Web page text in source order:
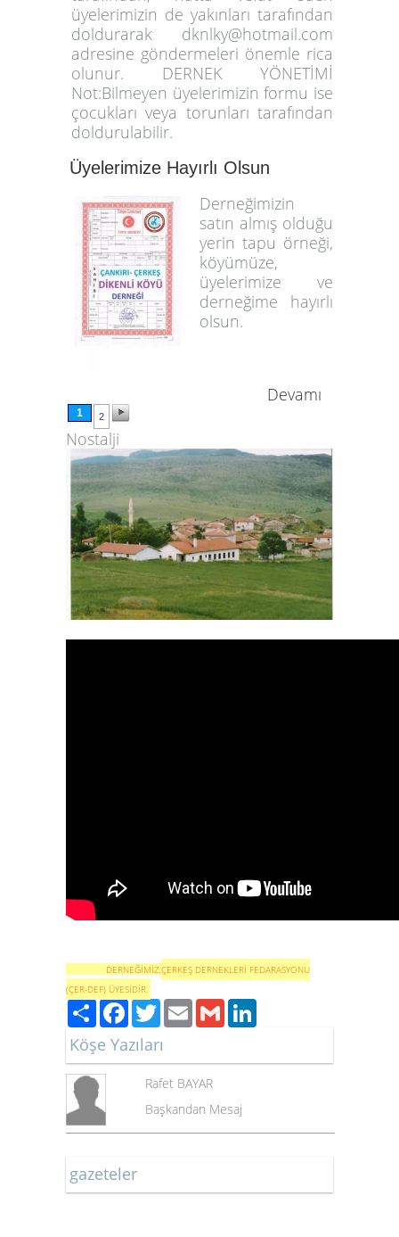
üyelerimizin de yakınları tarafından
doldurarak dknlky@hotmail.com
adresine göndermeleri önemle rica
olunur. DERNEK YÖNETİMİ
Not:Bilmeyen üyelerimizin formu ise
çocukları veya torunları tarafından
doldurulabilir.
Üyelerimize Hayırlı Olsun
Derneğimizin
satın almış olduğu
yerin tapu örneği,
köyümüze,
üyelerimize ve
derneğime hayırlı
olsun.
Devamı
1 2
Nostalji
DERNEĞİMİZ, ÇERKEŞ DERNEKLERİ FEDARASYONU
(ÇER-DEF) ÜYESİDİR.
PaylaşFacebook
TwitterEmailGmail
Köşe Yazıları
Rafet BAYAR
Başkandan Mesaj
gazeteler